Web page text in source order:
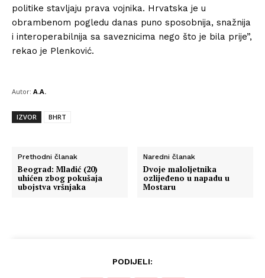
politike stavljaju prava vojnika. Hrvatska je u
obrambenom pogledu danas puno sposobnija, snažnija
i interoperabilnija sa saveznicima nego što je bila prije”,
rekao je Plenković.
Autor: A.A.
IZVOR BHRT
Prethodni članak
Beograd: Mladić (20)
uhićen zbog pokušaja
ubojstva vršnjaka
Naredni članak
Dvoje maloljetnika
ozlijeđeno u napadu u
Mostaru
PODIJELI: